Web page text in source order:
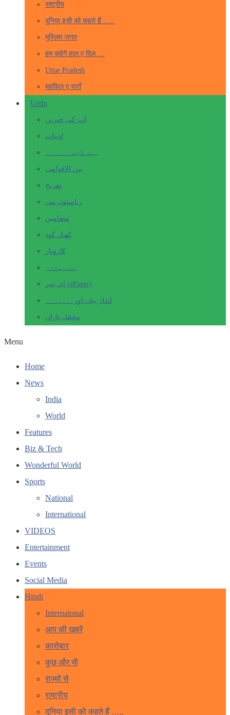
राष्ट्रीय
दुनिया इसी को कहते हैं …..
मुस्लिम जगत
हम कहेगें हाल ए दिल …
Uttar Pradesh
महफ़िल ए याराँ
Urdu
آپ کی خبریں
ادبیات
بہت کچھ۔ ۔۔۔۔۔
بین الاقوامی
تفریح
ریاستوں سے
مضامین
کھیل کود
کاروبار
ہندوستان
ای پیپر (ePaper)
انداز بیاں اور۔۔۔۔۔۔۔
محفل یاراں
Menu
Home
News
India
World
Features
Biz & Tech
Wonderful World
Sports
National
International
VIDEOS
Entertainment
Events
Social Media
Hindi
Internaional
आप की खबरें
कारोबार
कुछ और भी
राज्यों से
राष्ट्रीय
दुनिया इसी को कहते हैं …..